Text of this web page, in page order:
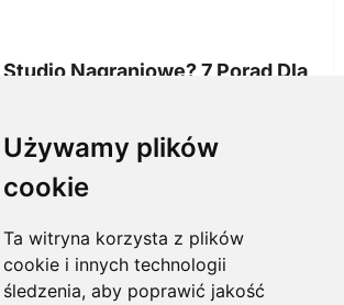
Używamy plików
cookie
Ta witryna korzysta z plików
cookie i innych technologii
śledzenia, aby poprawić jakość
Nagraniowe? 7 Porad Dla
3 minut